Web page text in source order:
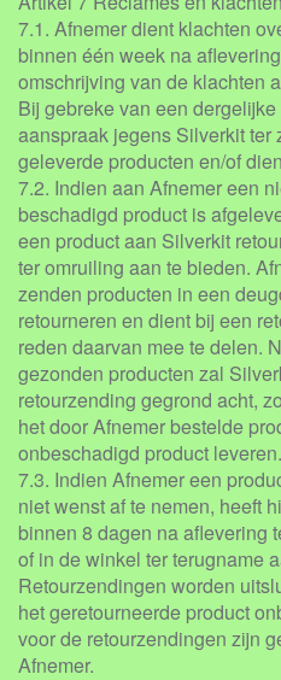
7.1. Afnemer dient klachten
binnen één week na
omschrijving van de klachten
Bij gebreke van een
aanspraak jegens Silverkit ter
geleverde producten en/of
7.2. Indien aan Afnemer een
beschadigd product is
een product aan Silverkit
ter omruiling aan te bieden.
zenden producten in een
retourneren en dient bij een
reden daarvan mee te delen.
gezonden producten zal
retourzending gegrond acht,
het door Afnemer bestelde
onbeschadigd product leveren.
7.3. Indien Afnemer een
niet wenst af te nemen, heeft
binnen 8 dagen na aflevering
of in de winkel ter terugname
Retourzendingen worden
het geretourneerde product
voor de retourzendingen zijn
Afnemer.